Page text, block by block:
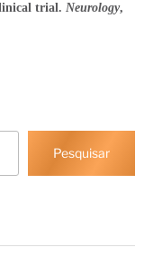
trial. Neurology,
Pesquisar